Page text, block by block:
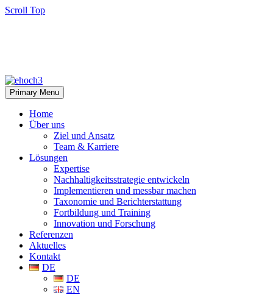
Scroll Top
Primary Menu
Home
Über uns
Ziel und Ansatz
Team & Karriere
Lösungen
Expertise
Nachhaltigkeitsstrategie entwickeln
Implementieren und messbar machen
Taxonomie und Berichterstattung
Fortbildung und Training
Innovation und Forschung
Referenzen
Aktuelles
Kontakt
DE
DE
EN